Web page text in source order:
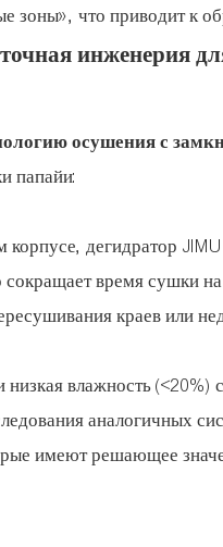
зоны», что приводит к
инженерия
осушения с
папайи:
корпусе, дегидратор
сокращает время сушки
краев или
влажность (<20%)
аналогичных
имеют решающее